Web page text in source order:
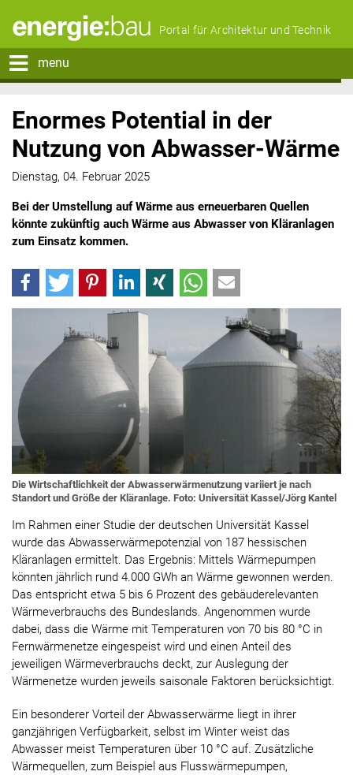
Portal für Architektur und Technik
menu
Enormes Potential in der
Nutzung von Abwasser-Wärme
Dienstag, 04. Februar 2025
Bei der Umstellung auf Wärme aus erneuerbaren Quellen
könnte zukünftig auch Wärme aus Abwasser von Kläranlagen
zum Einsatz kommen.
Die Wirtschaftlichkeit der Abwasserwärmenutzung variiert je nach
Standort und Größe der Kläranlage. Foto: Universität Kassel/Jörg Kantel
Im Rahmen einer Studie der deutschen Universität Kassel
wurde das Abwasserwärmepotenzial von 187 hessischen
Kläranlagen ermittelt. Das Ergebnis: Mittels Wärmepumpen
könnten jährlich rund 4.000 GWh an Wärme gewonnen werden.
Das entspricht etwa 5 bis 6 Prozent des gebäuderelevanten
Wärmeverbrauchs des Bundeslands. Angenommen wurde
dabei, dass die Wärme mit Temperaturen von 70 bis 80 °C in
Fernwärmenetze eingespeist wird und einen Anteil des
jeweiligen Wärmeverbrauchs deckt, zur Auslegung der
Wärmenetze wurden jeweils saisonale Faktoren berücksichtigt.
Ein besonderer Vorteil der Abwasserwärme liegt in ihrer
ganzjährigen Verfügbarkeit, selbst im Winter weist das
Abwasser meist Temperaturen über 10 °C auf. Zusätzliche
Wärmequellen, zum Beispiel aus Flusswärmepumpen,